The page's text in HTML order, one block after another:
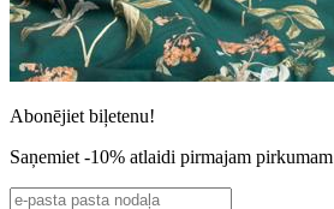
Abonējiet biļetenu!
Saņemiet -10% atlaidi pirmajam pirkumam